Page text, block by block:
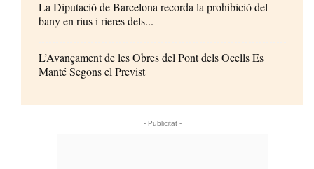
La Diputació de Barcelona recorda la prohibició del
bany en rius i rieres dels...
L’Avançament de les Obres del Pont dels Ocells Es
Manté Segons el Previst
- Publicitat -